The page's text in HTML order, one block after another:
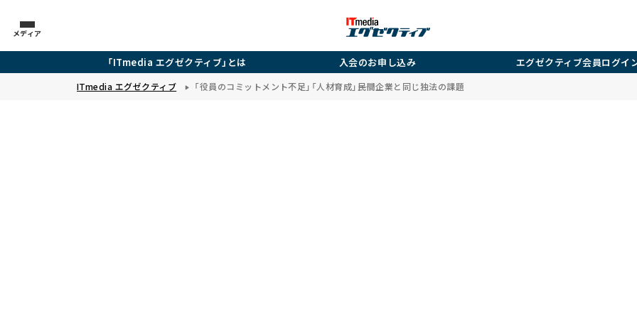
メディア
「ITmedia エグゼクティブ」とは 入会のお申し込み エグゼクティブ会員ログイ
ITmedia エグゼクティブ 「役員のコミットメント不足」「人材育成」――民間企業と同じ独法の課題